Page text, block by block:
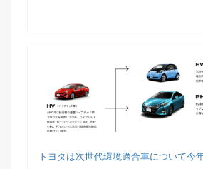
トヨタは次世代環境適合車について今